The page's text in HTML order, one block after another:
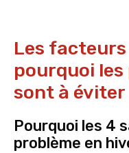
Les
pourquoi les
sont à éviter
Pourquoi les 4
problème en